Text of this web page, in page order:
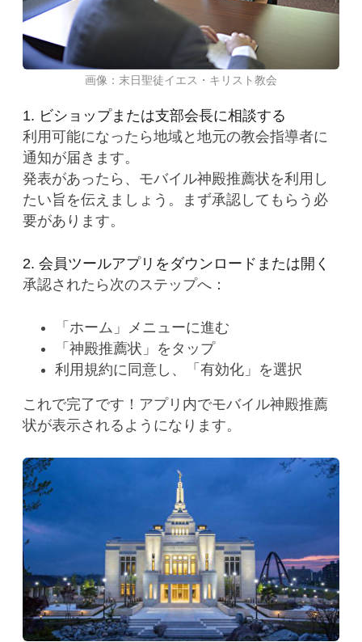
画像：末日聖徒イエス・キリスト教会
1. ビショップまたは支部会長に相談する
利用可能になったら地域と地元の教会指導者に
通知が届きます。
発表があったら、モバイル神殿推薦状を利用し
たい旨を伝えましょう。まず承認してもらう必
要があります。
2. 会員ツールアプリをダウンロードまたは開く
承認されたら次のステップへ：
「ホーム」メニューに進む
「神殿推薦状」をタップ
利用規約に同意し、「有効化」を選択
これで完了です！アプリ内でモバイル神殿推薦
状が表示されるようになります。